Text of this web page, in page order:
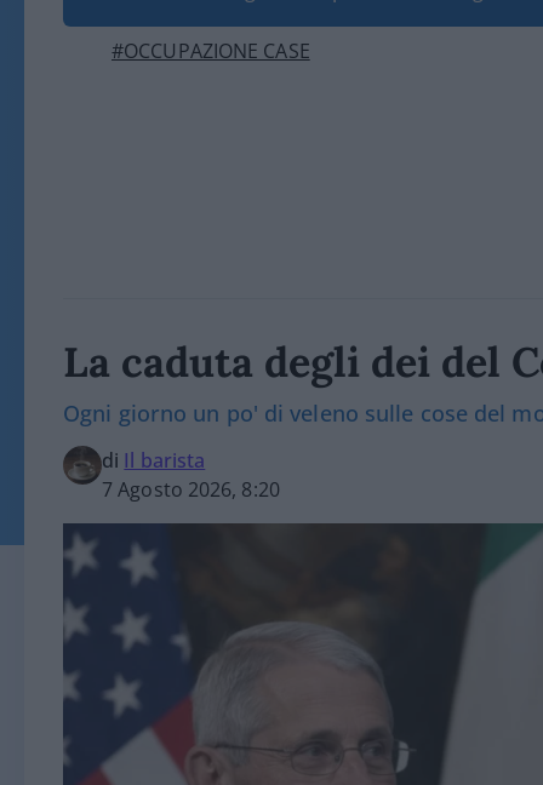
#OCCUPAZIONE CASE
La caduta degli dei del
Ogni giorno un po' di veleno sulle cose del
di Il barista
7 Agosto 2026, 8:20